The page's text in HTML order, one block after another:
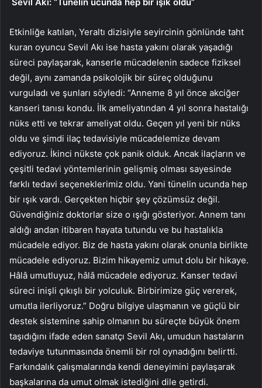
Etkinliğe katılan, Yeraltı dizisiyle seyircinin gönlünde taht
kuran oyuncu Sevil Akı ise hasta yakını olarak yaşadığı
süreci paylaşarak, kanserle mücadelenin sadece fiziksel
değil, aynı zamanda psikolojik bir süreç olduğunu
vurguladı ve şunları söyledi: “Anneme 8 yıl önce akciğer
kanseri tanısı kondu. İlk ameliyatından 4 yıl sonra hastalığı
nüks etti ve tekrar ameliyat oldu. Geçen yıl yeni bir nüks
oldu ve şimdi ilaç tedavisiyle mücadelemize devam
ediyoruz. İkinci nükste çok panik olduk. Ancak ilaçların ve
çeşitli tedavi yöntemlerinin gelişmiş olması sayesinde
farklı tedavi seçeneklerimiz oldu. Yani tünelin ucunda hep
bir ışık vardı. Gerçekten hiçbir şey çözümsüz değil.
Güvendiğiniz doktorlar size o ışığı gösteriyor. Annem tanı
aldığı andan itibaren hayata tutundu ve bu hastalıkla
mücadele ediyor. Biz de hasta yakını olarak onunla birlikte
mücadele ediyoruz. Bizim hikayemiz umut dolu bir hikaye.
Hâlâ umutluyuz, hâlâ mücadele ediyoruz. Kanser tedavi
süreci inişli çıkışlı bir yolculuk. Birbirimize güç vererek,
umutla ilerliyoruz.” Doğru bilgiye ulaşmanın ve güçlü bir
destek sistemine sahip olmanın bu süreçte büyük önem
taşıdığını ifade eden sanatçı Sevil Akı, umudun hastaların
tedaviye tutunmasında önemli bir rol oynadığını belirtti.
Farkındalık çalışmalarında kendi deneyimini paylaşarak
başkalarına da umut olmak istediğini dile getirdi.